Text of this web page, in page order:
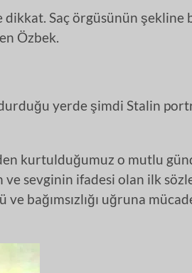
Saç örgüsünün şekline
Özbek.
yerde şimdi Stalin
kurtulduğumuz o mutlu
ve sevginin ifadesi olan ilk
ve bağımsızlığı uğruna